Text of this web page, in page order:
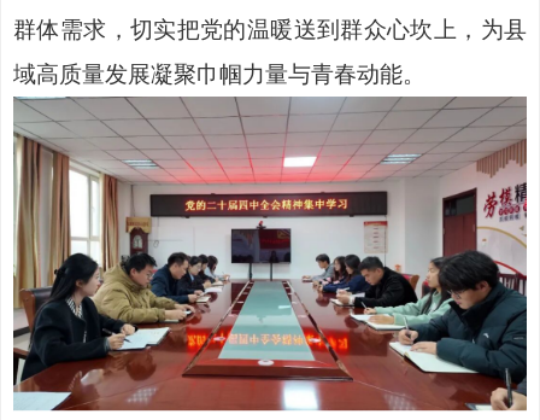
群体需求，切实把党的温暖送到群众心坎上，为县
域高质量发展凝聚巾帼力量与青春动能。